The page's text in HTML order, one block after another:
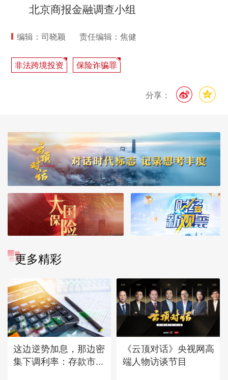
北京商报金融调查小组
编辑：司晓颖 责任编辑：焦健
非法跨境投资 保险诈骗罪
分享：
更多精彩
这边逆势加息，那边密
集下调利率：存款市...
《云顶对话》央视网高
端人物访谈节目